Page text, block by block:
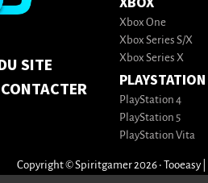
SITE
Xbox One
Xbox Series S/X
Xbox Series X
PLAYSTATION
PlayStation 4
PlayStation 5
PlayStation Vita
Copyright © Spiritgamer 2026 • Tooeasy